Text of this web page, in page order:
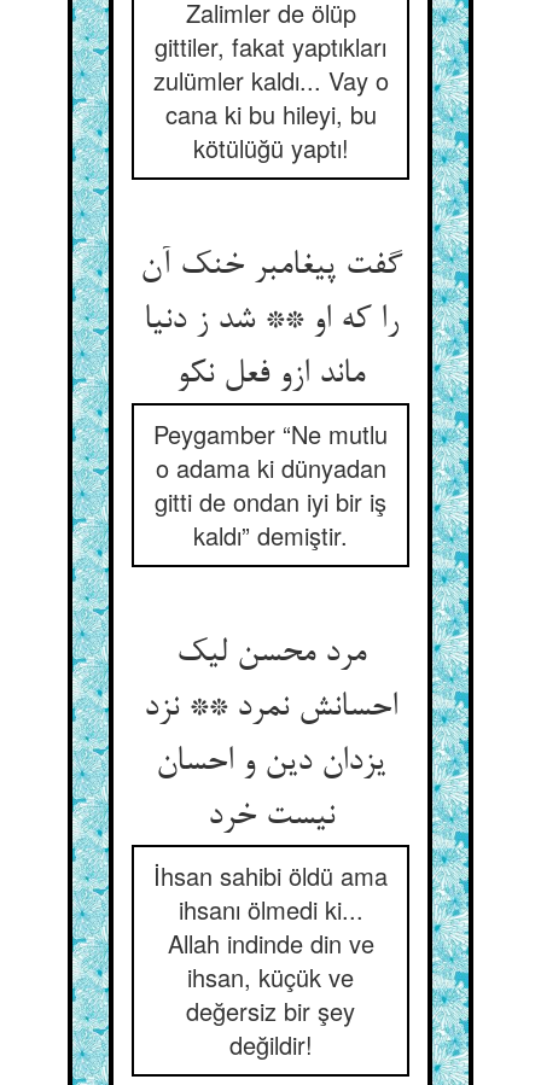
Zalimler de ölüp
gittiler, fakat yaptıkları
zulümler kaldı... Vay o
cana ki bu hileyi, bu
kötülüğü yaptı!
گفت پیغامبر خنک آن
را که او ** شد ز دنیا
ماند ازو فعل نکو
Peygamber “Ne mutlu
o adama ki dünyadan
gitti de ondan iyi bir iş
kaldı” demiştir.
مرد محسن لیک
احسانش نمرد ** نزد
یزدان دین و احسان
نیست خرد
İhsan sahibi öldü ama
ihsanı ölmedi ki...
Allah indinde din ve
ihsan, küçük ve
değersiz bir şey
değildir!